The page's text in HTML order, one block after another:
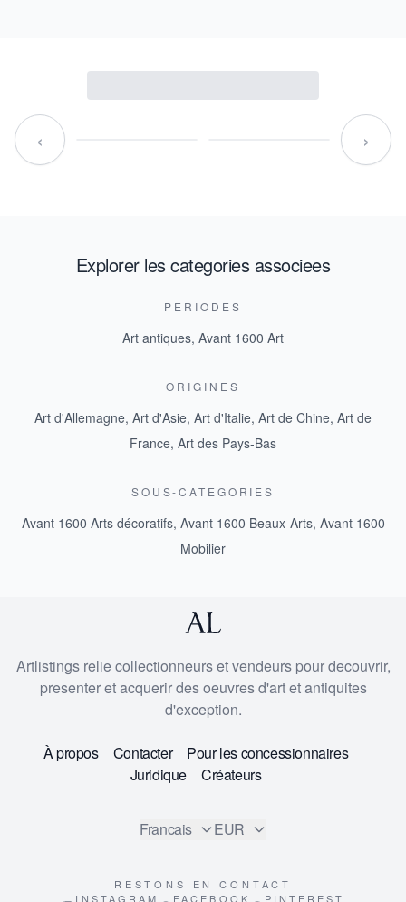
‹ ›
Explorer les categories associees
PERIODES
Art antiques, Avant 1600 Art
ORIGINES
Art d'Allemagne, Art d'Asie, Art d'Italie, Art de Chine, Art de
France, Art des Pays-Bas
SOUS-CATEGORIES
Avant 1600 Arts décoratifs, Avant 1600 Beaux-Arts, Avant 1600
Mobilier
Artlistings relie collectionneurs et vendeurs pour decouvrir,
presenter et acquerir des oeuvres d'art et antiquites
d'exception.
À propos Contacter
Pour les concessionnaires
Juridique
Créateurs
Francais EUR
RESTONS EN CONTACT
INSTAGRAM
FACEBOOK PINTEREST